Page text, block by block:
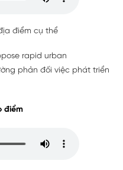
điểm cụ thể
rapid urban
phản đối việc phát triển
điểm